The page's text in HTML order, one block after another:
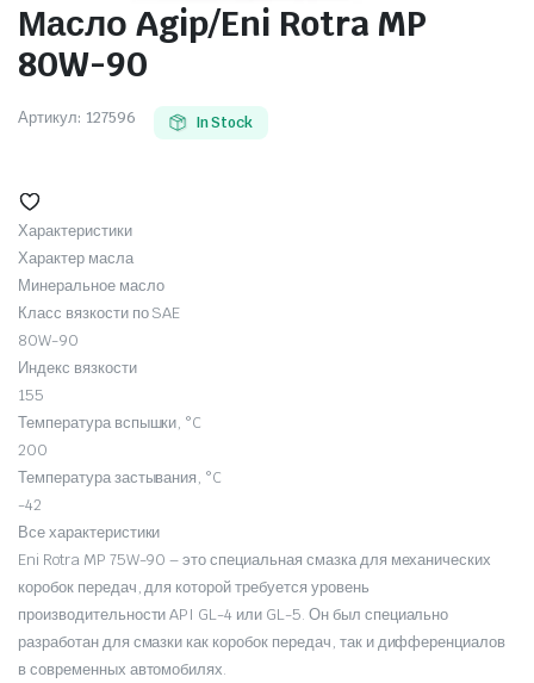
Масло Agip/Eni Rotra MP
80W-90
Артикул: 127596 In Stock
Характеристики
Характер масла
Минеральное масло
Класс вязкости по SAE
80W-90
Индекс вязкости
155
Температура вспышки, °C
200
Температура застывания, °C
-42
Все характеристики
Eni Rotra MP 75W-90 – это специальная смазка для механических
коробок передач, для которой требуется уровень
производительности API GL-4 или GL-5. Он был специально
разработан для смазки как коробок передач, так и дифференциалов
в современных автомобилях.